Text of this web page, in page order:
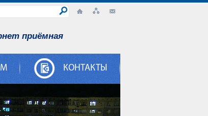
приёмная
КОНТАКТЫ